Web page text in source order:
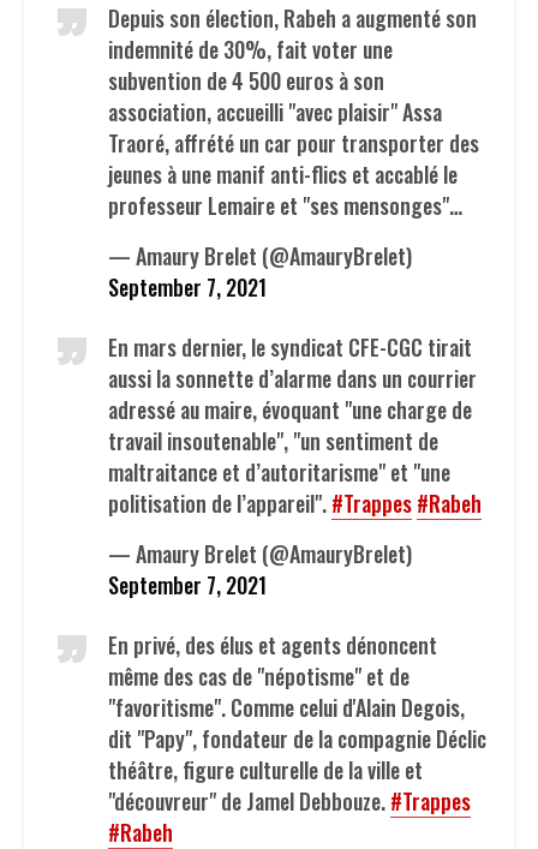
Depuis son élection, Rabeh a augmenté son
indemnité de 30%, fait voter une
subvention de 4 500 euros à son
association, accueilli "avec plaisir" Assa
Traoré, affrété un car pour transporter des
jeunes à une manif anti-flics et accablé le
professeur Lemaire et "ses mensonges"…
— Amaury Brelet (@AmauryBrelet)
September 7, 2021
En mars dernier, le syndicat CFE-CGC tirait
aussi la sonnette d’alarme dans un courrier
adressé au maire, évoquant "une charge de
travail insoutenable", "un sentiment de
maltraitance et d’autoritarisme" et "une
politisation de l’appareil".#Trappes#Rabeh
— Amaury Brelet (@AmauryBrelet)
September 7, 2021
En privé, des élus et agents dénoncent
même des cas de "népotisme" et de
"favoritisme". Comme celui d'Alain Degois,
dit "Papy", fondateur de la compagnie Déclic
théâtre, figure culturelle de la ville et
"découvreur" de Jamel Debbouze.#Trappes
#Rabeh